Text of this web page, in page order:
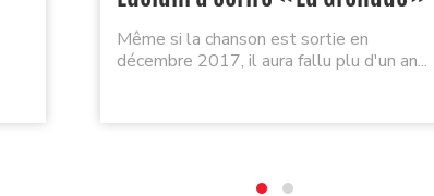
Même si la chanson est sortie en
décembre 2017, il aura fallu plu d'un an...